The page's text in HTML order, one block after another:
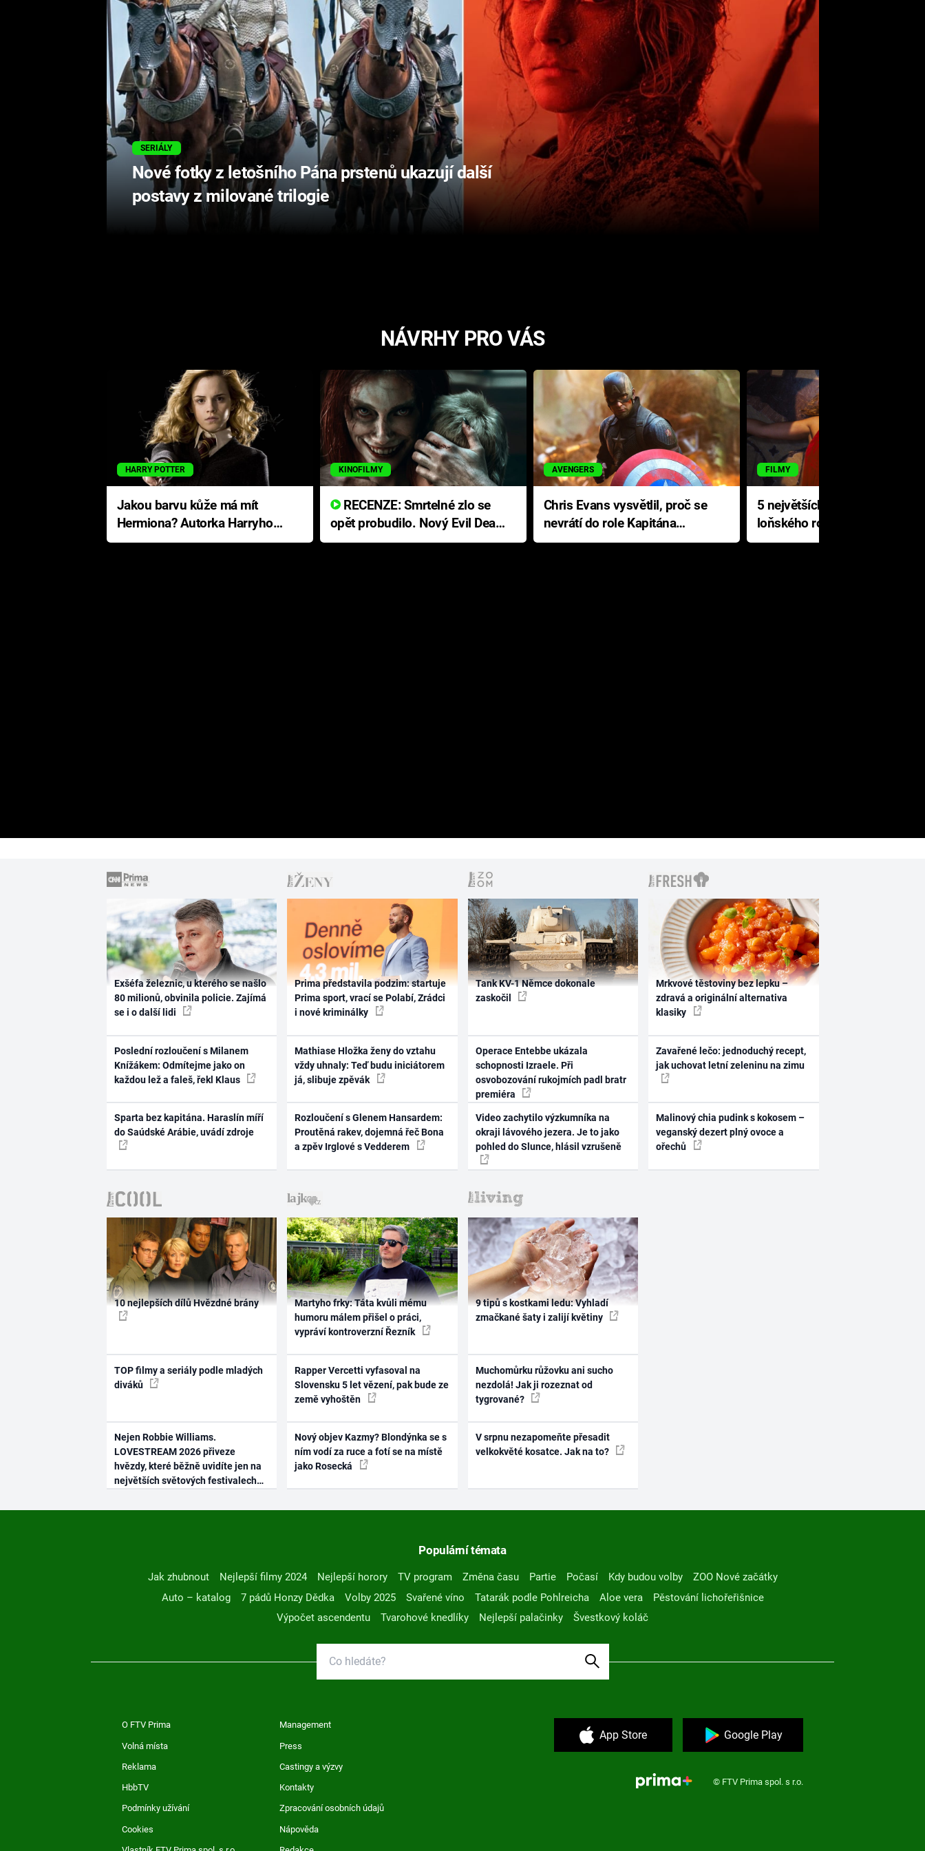
SERIÁLY
Nové fotky z letošního Pána prstenů ukazují další
postavy z milované trilogie
NÁVRHY PRO VÁS
HARRY POTTER
Jakou barvu kůže má mít
Hermiona? Autorka Harryho
Pottera přišla s ráznou
KINOFILMY
RECENZE: Smrtelné zlo se
opět probudilo. Nový Evil Dead
přichází s neodolatelnou
AVENGERS
Chris Evans vysvětlil, proč se
nevrátí do role Kapitána
Ameriky
FILMY
5 největších propadáků
loňského roku: Disney na
jediné katastrofě prodělal 200
Exšéfa železnic, u kterého se našlo
80 milionů, obvinila policie. Zajímá
se i o další lidi
Poslední rozloučení s Milanem
Knížákem: Odmítejme jako on
každou lež a faleš, řekl Klaus
Sparta bez kapitána. Haraslín míří
do Saúdské Arábie, uvádí zdroje
Prima představila podzim: startuje
Prima sport, vrací se Polabí, Zrádci
i nové kriminálky
Mathiase Hložka ženy do vztahu
vždy uhnaly: Teď budu iniciátorem
já, slibuje zpěvák
Rozloučení s Glenem Hansardem:
Proutěná rakev, dojemná řeč Bona
a zpěv Irglové s Vedderem
Tank KV-1 Němce dokonale
zaskočil
Operace Entebbe ukázala
schopnosti Izraele. Při
osvobozování rukojmích padl bratr
premiéra
Video zachytilo výzkumníka na
okraji lávového jezera. Je to jako
pohled do Slunce, hlásil vzrušeně
Mrkvové těstoviny bez lepku –
zdravá a originální alternativa
klasiky
Zavařené lečo: jednoduchý recept,
jak uchovat letní zeleninu na zimu
Malinový chia pudink s kokosem –
veganský dezert plný ovoce a
ořechů
10 nejlepších dílů Hvězdné brány
TOP filmy a seriály podle mladých
diváků
Nejen Robbie Williams.
LOVESTREAM 2026 přiveze
hvězdy, které běžně uvidíte jen na
největších světových festivalech
Martyho frky: Táta kvůli mému
humoru málem přišel o práci,
vypráví kontroverzní Řezník
Rapper Vercetti vyfasoval na
Slovensku 5 let vězení, pak bude ze
země vyhoštěn
Nový objev Kazmy? Blondýnka se s
ním vodí za ruce a fotí se na místě
jako Rosecká
9 tipů s kostkami ledu: Vyhladí
zmačkané šaty i zalijí květiny
Muchomůrku růžovku ani sucho
nezdolá! Jak ji rozeznat od
tygrované?
V srpnu nezapomeňte přesadit
velkokvěté kosatce. Jak na to?
Populární témata
Jak zhubnout Nejlepší filmy 2024 Nejlepší horory TV program Změna času Partie Počasí Kdy budou volby
ZOO Nové začátky
Auto – katalog
7 pádů Honzy Dědka Volby 2025 Svařené víno Tatarák podle Pohlreicha Aloe vera
Pěstování lichořeřišnice
Výpočet ascendentu
Tvarohové knedlíky Nejlepší palačinky Švestkový koláč
O FTV Prima Management
Volná místa Press
Reklama Castingy a výzvy
HbbTV Kontakty
Podmínky užívání Zpracování osobních údajů
Cookies Nápověda
App Store Google Play
© FTV Prima spol. s r.o.